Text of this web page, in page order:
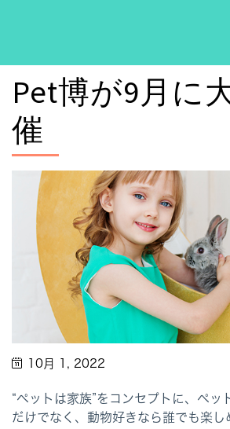
Pet博が9月に
催
10月 1, 2022
“ペットは家族”をコンセプトに、ペッ
だけでなく、動物好きなら誰でも楽し